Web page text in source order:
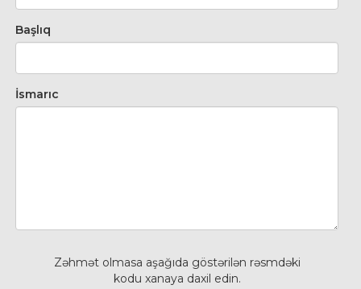
Başlıq
İsmarıc
Zəhmət olmasa aşağıda göstərilən rəsmdəki
kodu xanaya daxil edin.